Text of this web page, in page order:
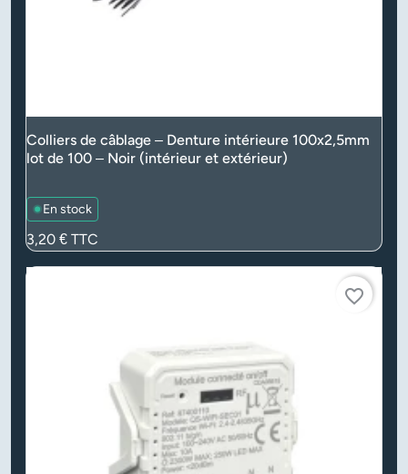
Colliers de câblage – Denture intérieure 100x2,5mm
lot de 100 – Noir (intérieur et extérieur)
En stock
Prix
3,20 € TTC
favorite_border